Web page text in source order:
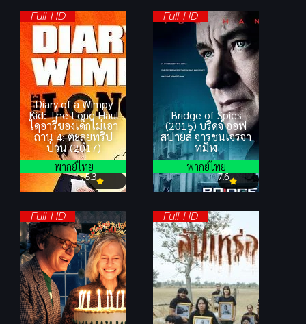
Full HD
Diary of a Wimpy
Kid: The Long Haul
ไดอารี่ของเด็กไม่เอา
ถ่าน 4: ตะลุยทริป
ป่วน (2017)
5.3
พากย์ไทย
Full HD
Bridge of Spies
(2015) บริดจ์ ออฟ
สปายส์ จารชนเจรจา
ทมิฬ
7.6
พากย์ไทย
Full HD Full HD